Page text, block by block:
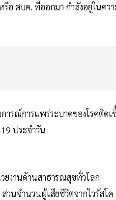
อ ศบค. ที่ออกมา กำลังอยู่ในคว
ารณ์การแพร่ระบาดของโรคติดเ
ประจำวัน
ยงานด้านสาธารณสุขทั่วโลก
วนจำนวนผู้เสียชีวิตจากไวรัสโค